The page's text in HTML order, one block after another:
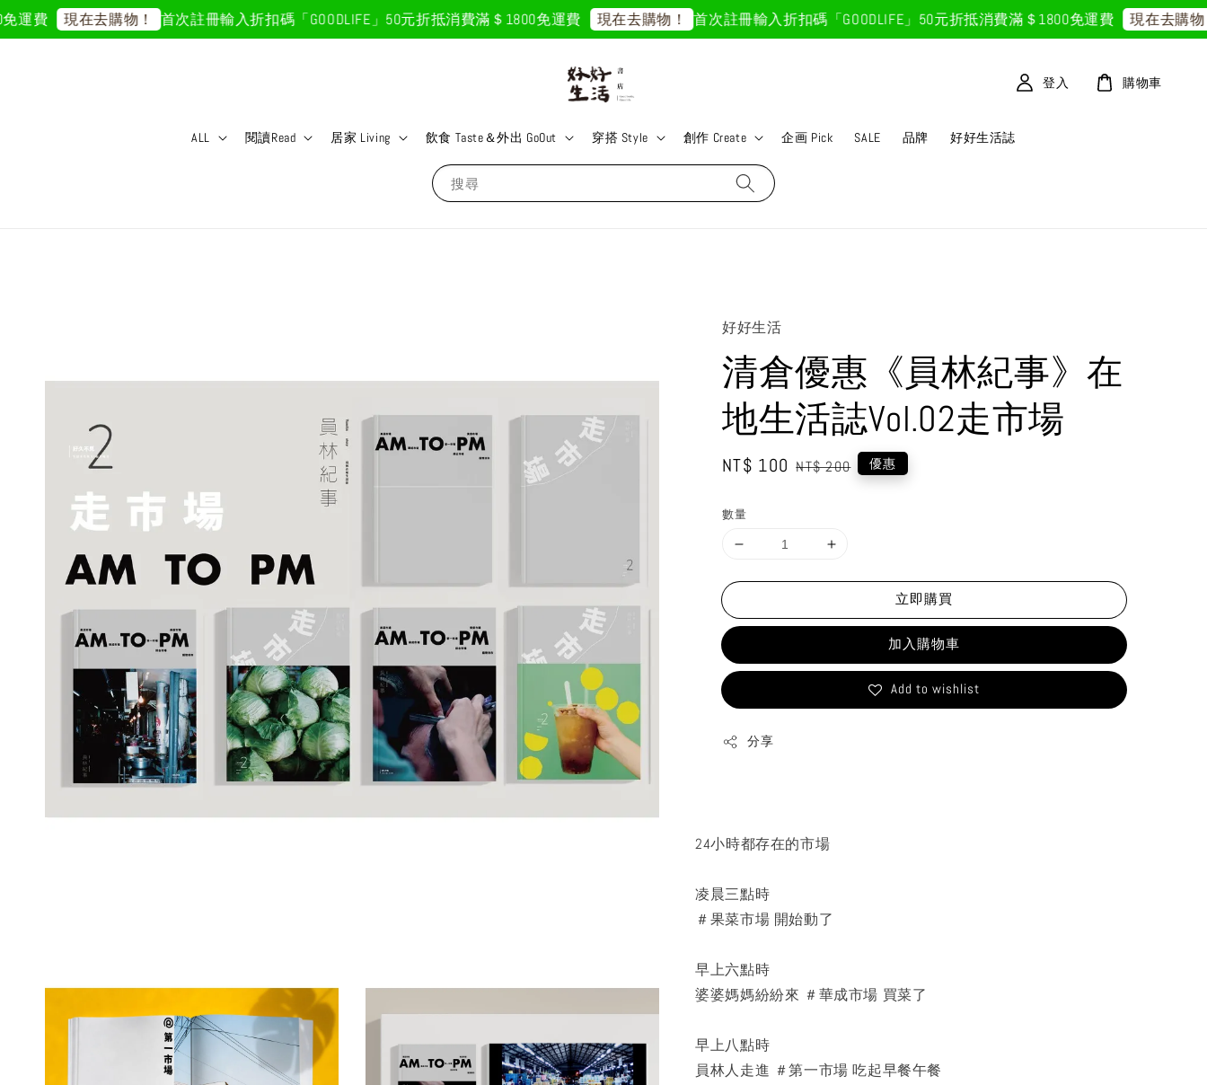
現在去購物！ 首次註冊輸入折扣碼「GOODLIFE」50元折抵消費滿＄1800免運費 現在去購物！ 首次註冊輸入折扣碼「GOODLIFE」50元折抵消費滿＄1800免運費 現在去購物！
搜尋
ALL 閱讀Read 居家 Living 飲食 Taste＆外出 GoOut 穿搭 Style 創作 Create 企画 Pick SALE 品牌 好好生活誌
登入 購物車
好好生活
清倉優惠《員林紀事》在
地生活誌Vol.02走市場
Sale
NT$ 100 Regular
NT$ 200 優惠
數量
立即購買
加入購物車
Add to wishlist
分享
24小時都存在的市場
凌晨三點時
＃果菜市場 開始動了
早上六點時
婆婆媽媽紛紛來 ＃華成市場 買菜了
早上八點時
員林人走進 ＃第一市場 吃起早餐午餐